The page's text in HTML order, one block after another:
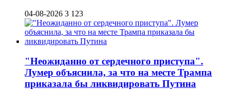
04-08-2026 3 123
"Неожиданно от сердечного приступа".
Лумер объяснила, за что на месте Трампа
приказала бы ликвидировать Путина